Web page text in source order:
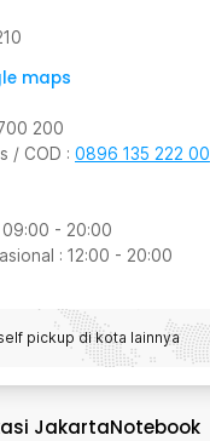
maps
200
/ COD : 0896 135 222 00
09:00 - 20:00
: 12:00 - 20:00
pickup di kota lainnya
JakartaNotebook